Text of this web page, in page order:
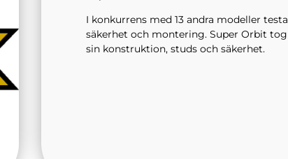
I konkurrens med 13 andra modeller
säkerhet och montering. Super Orbit
sin konstruktion, studs och säkerhet.